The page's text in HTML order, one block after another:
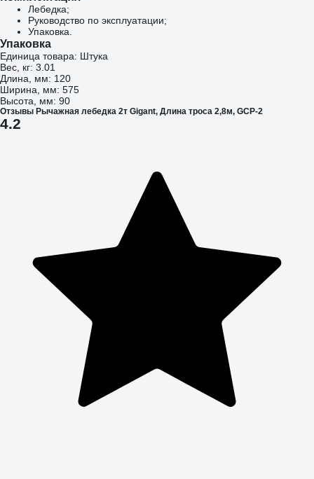
Лебедка;
Руководство по эксплуатации;
Упаковка.
Упаковка
Единица товара: Штука
Вес, кг: 3.01
Длина, мм: 120
Ширина, мм: 575
Высота, мм: 90
Отзывы Рычажная лебедка 2т Gigant, Длина троса 2,8м, GCP-2
4.2